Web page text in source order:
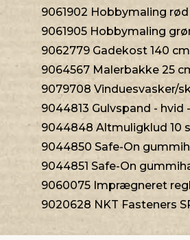
9061902 Hobbymaling rød
9061905 Hobbymaling
9062779 Gadekost 140
9064567 Malerbakke 25
9079708 Vinduesvasker/
9044813 Gulvspand - hvid
9044848 Altmuligklud 10
9044850 Safe-On
9044851 Safe-On
9060075 Imprægneret
9020628 NKT Fasteners